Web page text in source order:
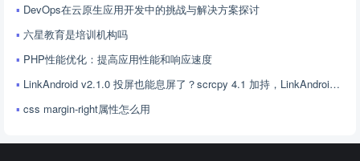
DevOps在云原生应用开发中的挑战与解决方案探讨
六星教育是培训机构吗
PHP性能优化：提高应用性能和响应速度
LinkAndroid v2.1.0 投屏也能息屏了？scrcpy 4.1 加持，LinkAndroid 让屏幕控制更随心
css margin-right属性怎么用